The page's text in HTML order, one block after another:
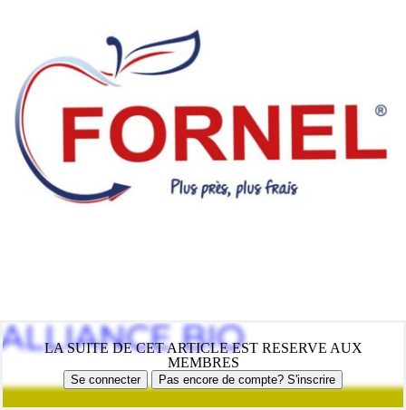
LA SUITE DE CET ARTICLE EST RESERVE AUX
MEMBRES
Se connecter Pas encore de compte? S'inscrire
ALLIANCE BIO